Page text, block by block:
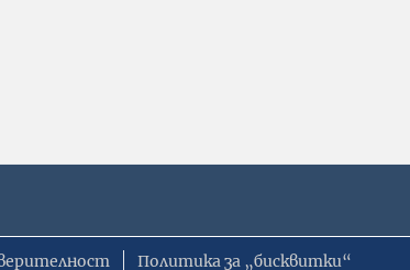
Политика за „бисквитки“